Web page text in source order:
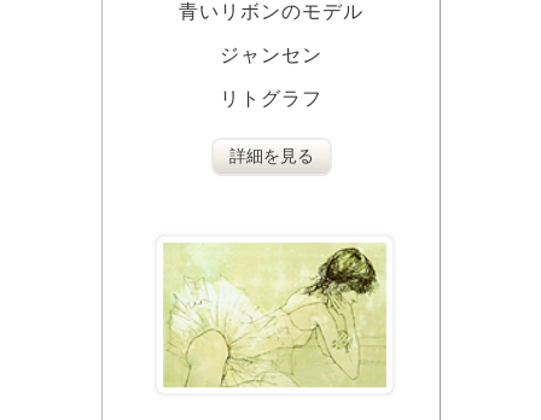
青いリボンのモデル
ジャンセン
リトグラフ
詳細を見る